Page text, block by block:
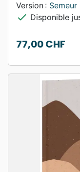
Version : Semeur
check Disponible
Prix
77,00 CHF